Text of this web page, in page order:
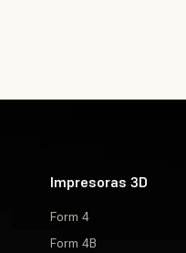
Impresoras 3D
Form 4
Form 4B